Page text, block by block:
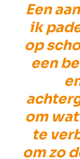
Een
ik
op
een
om
te
om zo